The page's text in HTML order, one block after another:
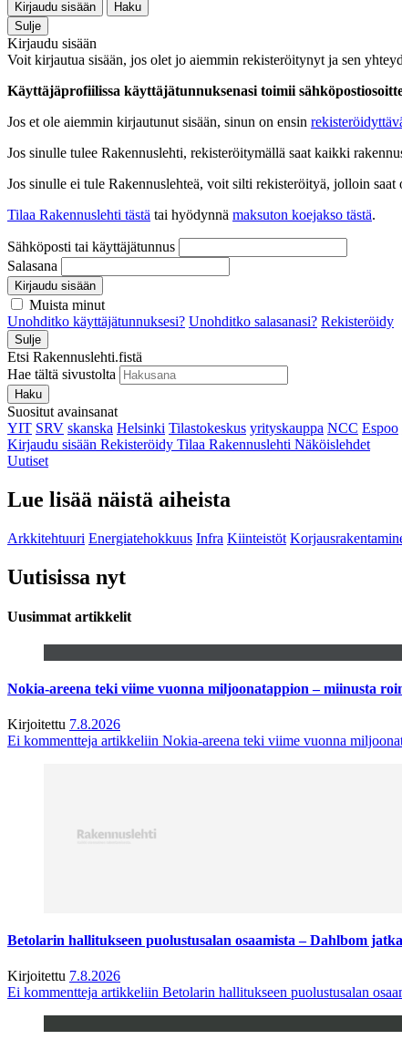
Kirjaudu sisään
Haku
Sulje
Kirjaudu sisään
Voit kirjautua sisään, jos olet jo aiemmin rekisteröitynyt ja sen
Käyttäjäprofiilissa käyttäjätunnuksenasi toimii
Jos et ole aiemmin kirjautunut sisään, sinun on ensin
Jos sinulle tulee Rakennuslehti, rekisteröitymällä saat kaikki
Jos sinulle ei tule Rakennuslehteä, voit silti rekisteröityä, jolloin
Tilaa Rakennuslehti tästä tai hyödynnä maksuton koejakso tästä.
Sähköposti tai käyttäjätunnus
Salasana
Kirjaudu sisään
Muista minut
Unohditko käyttäjätunnuksesi? Unohditko salasanasi? Rekisteröidy
Sulje
Etsi Rakennuslehti.fistä
Hae tältä sivustolta
Haku
Suositut avainsanat
YIT SRV skanska Helsinki Tilastokeskus yrityskauppa NCC Espoo
Kirjaudu sisään Rekisteröidy Tilaa Rakennuslehti Näköislehdet
Uutiset
Lue lisää näistä aiheista
Arkkitehtuuri Energiatehokkuus Infra Kiinteistöt
Uutisissa nyt
Uusimmat artikkelit
Nokia-areena teki viime vuonna miljoonatappion – miinusta
Kirjoitettu 7.8.2026
Ei kommentteja artikkeliin Nokia-areena teki viime vuonna
Betolarin hallitukseen puolustusalan osaamista – Dahlbom
Kirjoitettu 7.8.2026
Ei kommentteja artikkeliin Betolarin hallitukseen puolustusalan